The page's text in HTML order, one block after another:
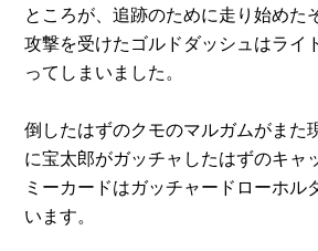
ところが、追跡のために走り始めた
攻撃を受けたゴルドダッシュはライ
ってしまいました。
倒したはずのクモのマルガムがまた
に宝太郎がガッチャしたはずのキャ
ミーカードはガッチャードローホル
います。